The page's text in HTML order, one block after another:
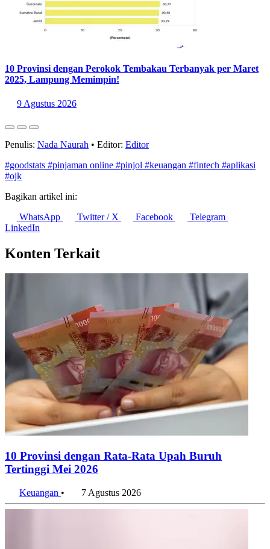
10 Provinsi dengan Perokok Tembakau Terbanyak per Maret
2025, Lampung Memimpin!
9 Agustus 2026
Penulis: Nada Naurah • Editor: Editor
#goodstats #pinjaman online #pinjol #keuangan #fintech #aplikasi
#ojk
Bagikan artikel ini:
WhatsApp
Twitter / X Facebook
Telegram
LinkedIn
Konten Terkait
10 Provinsi dengan Rata-Rata Upah Buruh
Tertinggi Mei 2026
Keuangan • 7 Agustus 2026